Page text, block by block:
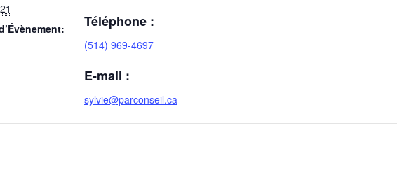
Téléphone :
(514) 969-4697
E-mail :
sylvie@parconseil.ca